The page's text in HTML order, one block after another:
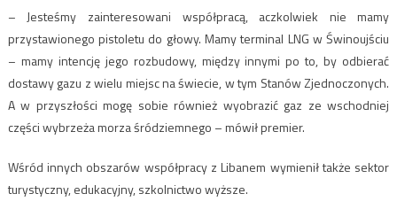
– Jesteśmy zainteresowani współpracą, aczkolwiek nie mamy
przystawionego pistoletu do głowy. Mamy terminal LNG w Świnoujściu
– mamy intencję jego rozbudowy, między innymi po to, by odbierać
dostawy gazu z wielu miejsc na świecie, w tym Stanów Zjednoczonych.
A w przyszłości mogę sobie również wyobrazić gaz ze wschodniej
części wybrzeża morza śródziemnego – mówił premier.
Wśród innych obszarów współpracy z Libanem wymienił także sektor
turystyczny, edukacyjny, szkolnictwo wyższe.